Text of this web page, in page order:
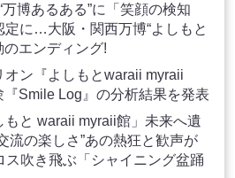
博あるある”に「笑顔の検知
に…大阪・関西万博“よしもと
のエンディング!
オン『よしもとwaraii myraii
Smile Log』の分析結果を発表
もと waraii myraii館」未来へ遺
流の楽しさ”あの熱狂と歓声が
ス吹き飛ぶ「シャイニング盆踊